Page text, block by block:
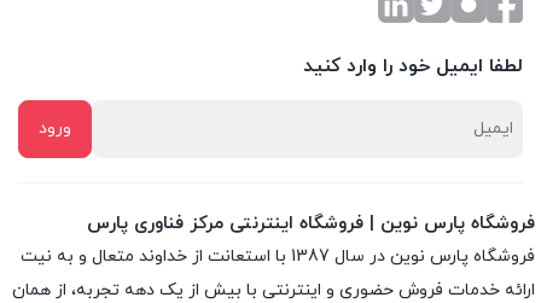
لطفا ایمیل خود را وارد کنید
فروشگاه پارس نوین | فروشگاه اینترنتی مرکز فناوری پارس
فروشگاه پارس نوین در سال 1387 با استعانت از خداوند متعال و به نیت
ارائه خدمات فروش حضوری و اینترنتی با بیش از یک دهه تجربه، از همان